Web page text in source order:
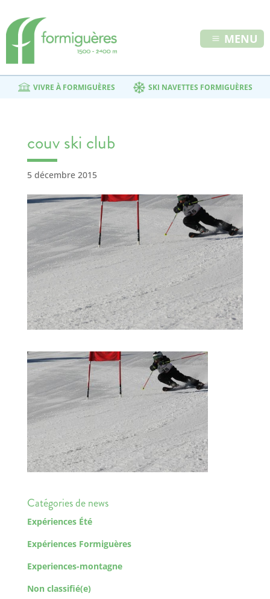
MENU
VIVRE À FORMIGUÈRES SKI NAVETTES FORMIGUÈRES
couv ski club
5 décembre 2015
Catégories de news
Expériences Été
Expériences Formiguères
Experiences-montagne
Non classifié(e)